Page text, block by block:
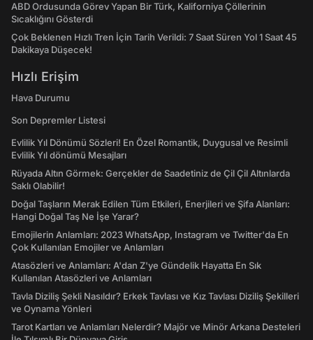
ABD Ordusunda Görev Yapan Bir Türk, Kaliforniya Çöllerinin
Sıcaklığını Gösterdi
Çok Beklenen Hızlı Tren İçin Tarih Verildi: 7 Saat Süren Yol 1 Saat 45
Dakikaya Düşecek!
Hızlı Erişim
Hava Durumu
Son Depremler Listesi
Evlilik Yıl Dönümü Sözleri! En Özel Romantik, Duygusal ve Resimli
Evlilik Yıl dönümü Mesajları
Rüyada Altın Görmek: Gerçekler de Saadetiniz de Çil Çil Altınlarda
Saklı Olabilir!
Doğal Taşların Merak Edilen Tüm Etkileri, Enerjileri ve Şifa Alanları:
Hangi Doğal Taş Ne İşe Yarar?
Emojilerin Anlamları: 2023 WhatsApp, Instagram ve Twitter'da En
Çok Kullanılan Emojiler ve Anlamları
Atasözleri ve Anlamları: A'dan Z'ye Gündelik Hayatta En Sık
Kullanılan Atasözleri ve Anlamları
Tavla Diziliş Şekli Nasıldır? Erkek Tavlası ve Kız Tavlası Diziliş Şekilleri
ve Oynama Yönleri
Tarot Kartları ve Anlamları Nelerdir? Majör ve Minör Arkana Desteleri